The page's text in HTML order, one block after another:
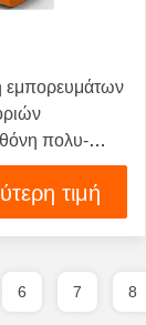
εμπορευμάτων
πολυ-
τιμή
6 7 8